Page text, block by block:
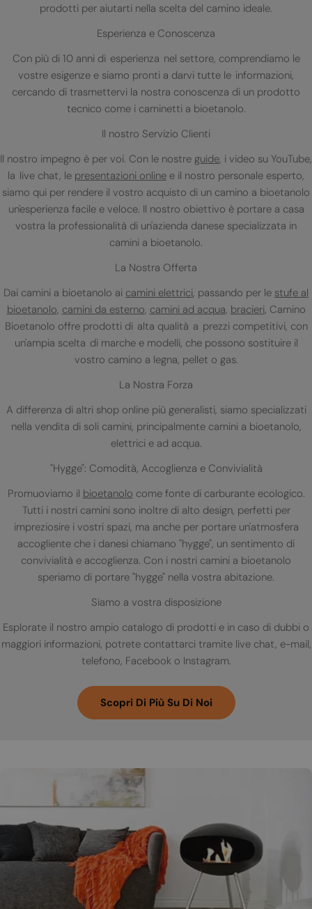
prodotti per aiutarti nella scelta del camino ideale.
Esperienza e Conoscenza
Con più di 10 anni di esperienza nel settore, comprendiamo le
vostre esigenze e siamo pronti a darvi tutte le informazioni,
cercando di trasmettervi la nostra conoscenza di un prodotto
tecnico come i caminetti a bioetanolo.
Il nostro Servizio Clienti
Il nostro impegno è per voi. Con le nostre guide, i video su YouTube,
la live chat, le presentazioni online e il nostro personale esperto,
siamo qui per rendere il vostro acquisto di un camino a bioetanolo
un'esperienza facile e veloce. Il nostro obiettivo è portare a casa
vostra la professionalità di un'azienda danese specializzata in
camini a bioetanolo.
La Nostra Offerta
Dai camini a bioetanolo ai camini elettrici, passando per le stufe al
bioetanolo, camini da esterno, camini ad acqua, bracieri, Camino
Bioetanolo offre prodotti di alta qualità a prezzi competitivi, con
un'ampia scelta di marche e modelli, che possono sostituire il
vostro camino a legna, pellet o gas.
La Nostra Forza
A differenza di altri shop online più generalisti, siamo specializzati
nella vendita di soli camini, principalmente camini a bioetanolo,
elettrici e ad acqua.
"Hygge": Comodità, Accoglienza e Convivialità
Promuoviamo il bioetanolo come fonte di carburante ecologico.
Tutti i nostri camini sono inoltre di alto design, perfetti per
impreziosire i vostri spazi, ma anche per portare un'atmosfera
accogliente che i danesi chiamano "hygge", un sentimento di
convivialità e accoglienza. Con i nostri camini a bioetanolo
speriamo di portare "hygge" nella vostra abitazione.
Siamo a vostra disposizione
Esplorate il nostro ampio catalogo di prodotti e in caso di dubbi o
maggiori informazioni, potrete contattarci tramite live chat, e-mail,
telefono, Facebook o Instagram.
Scopri Di Più Su Di Noi